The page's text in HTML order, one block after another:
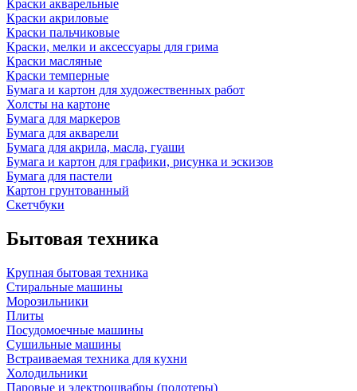
Краски акварельные
Краски акриловые
Краски пальчиковые
Краски, мелки и аксессуары для грима
Краски масляные
Краски темперные
Бумага и картон для художественных работ
Холсты на картоне
Бумага для маркеров
Бумага для акварели
Бумага для акрила, масла, гуаши
Бумага и картон для графики, рисунка и эскизов
Бумага для пастели
Картон грунтованный
Скетчбуки
Бытовая техника
Крупная бытовая техника
Стиральные машины
Морозильники
Плиты
Посудомоечные машины
Сушильные машины
Встраиваемая техника для кухни
Холодильники
Паровые и электрошвабры (полотеры)